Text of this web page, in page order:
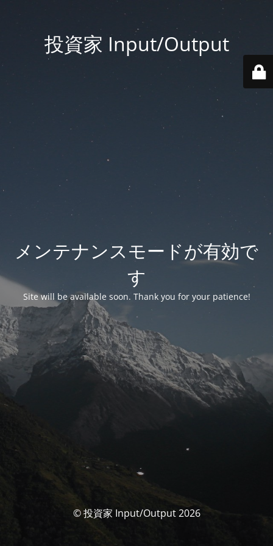
投資家 Input/Output
メンテナンスモードが有効で
す
Site will be available soon. Thank you for your patience!
© 投資家 Input/Output 2026